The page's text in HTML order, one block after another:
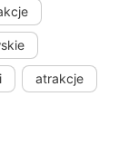
atrakcje